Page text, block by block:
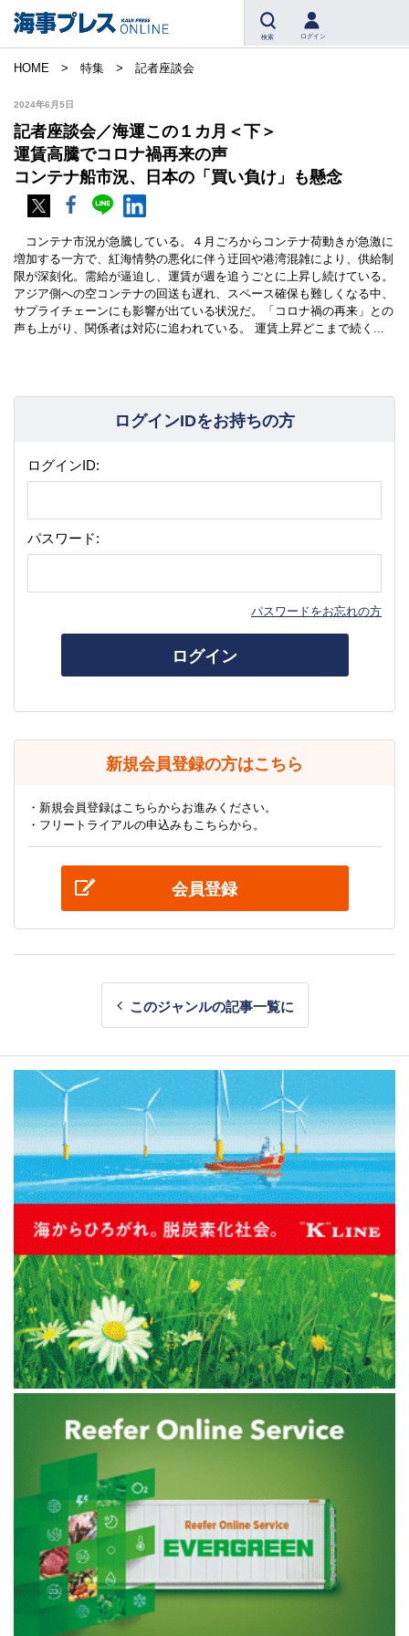
検索 ログイン
HOME 特集 記者座談会
2024年6月5日
記者座談会／海運この１カ月＜下＞
運賃高騰でコロナ禍再来の声
コンテナ船市況、日本の「買い負け」も懸念
コンテナ市況が急騰している。４月ごろからコンテナ荷動きが急激に
増加する一方で、紅海情勢の悪化に伴う迂回や港湾混雑により、供給制
限が深刻化。需給が逼迫し、運賃が週を追うごとに上昇し続けている。
アジア側への空コンテナの回送も遅れ、スペース確保も難しくなる中、
サプライチェーンにも影響が出ている状況だ。「コロナ禍の再来」との
声も上がり、関係者は対応に追われている。 運賃上昇どこまで続く...
ログインIDをお持ちの方
ログインID:
パスワード:
パスワードをお忘れの方
ログイン
新規会員登録の方はこちら
・新規会員登録はこちらからお進みください。
・フリートライアルの申込みもこちらから。
会員登録
このジャンルの記事一覧に